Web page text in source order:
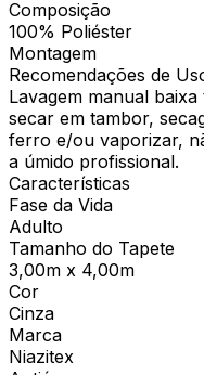
Composição
100% Poliéster
Montagem
Recomendações de
Lavagem manual
secar em tambor,
ferro e/ou vaporizar,
a úmido profissional.
Características
Fase da Vida
Adulto
Tamanho do Tapete
3,00m x 4,00m
Cor
Cinza
Marca
Niazitex